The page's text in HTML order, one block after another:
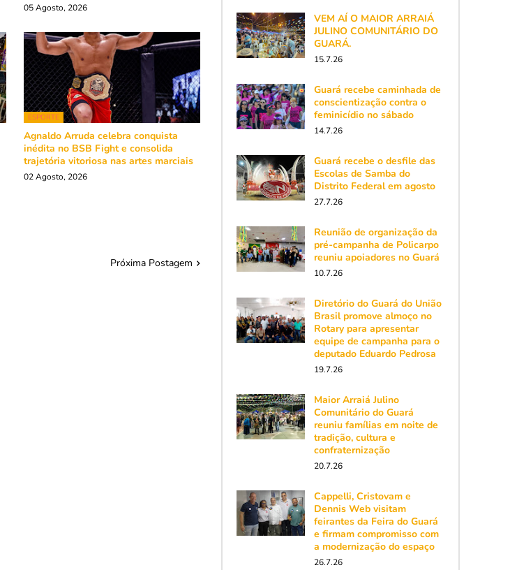
05 Agosto, 2026
ESPORTE
Agnaldo Arruda celebra conquista
inédita no BSB Fight e consolida
trajetória vitoriosa nas artes marciais
02 Agosto, 2026
Próxima Postagem
VEM AÍ O MAIOR ARRAIÁ
JULINO COMUNITÁRIO DO
GUARÁ.
15.7.26
Guará recebe caminhada de
conscientização contra o
feminicídio no sábado
14.7.26
Guará recebe o desfile das
Escolas de Samba do
Distrito Federal em agosto
27.7.26
Reunião de organização da
pré-campanha de Policarpo
reuniu apoiadores no Guará
10.7.26
Diretório do Guará do União
Brasil promove almoço no
Rotary para apresentar
equipe de campanha para o
deputado Eduardo Pedrosa
19.7.26
Maior Arraiá Julino
Comunitário do Guará
reuniu famílias em noite de
tradição, cultura e
confraternização
20.7.26
Cappelli, Cristovam e
Dennis Web visitam
feirantes da Feira do Guará
e firmam compromisso com
a modernização do espaço
26.7.26